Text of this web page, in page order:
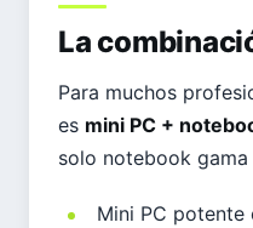
La
Para muchos
es mini PC +
solo notebook gama
Mini PC